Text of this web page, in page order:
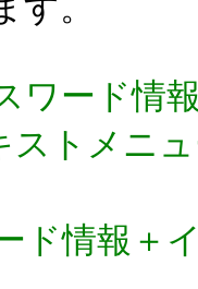
ード情
トメニュ
情報＋